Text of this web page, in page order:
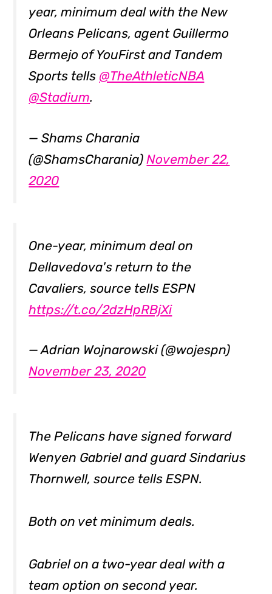
year, minimum deal with the New
Orleans Pelicans, agent Guillermo
Bermejo of YouFirst and Tandem
Sports tells @TheAthleticNBA
@Stadium.
— Shams Charania
(@ShamsCharania)November 22,
2020
One-year, minimum deal on
Dellavedova's return to the
Cavaliers, source tells ESPN
https://t.co/2dzHpRBjXi
— Adrian Wojnarowski (@wojespn)
November 23, 2020
The Pelicans have signed forward
Wenyen Gabriel and guard Sindarius
Thornwell, source tells ESPN.
Both on vet minimum deals.
Gabriel on a two-year deal with a
team option on second year.